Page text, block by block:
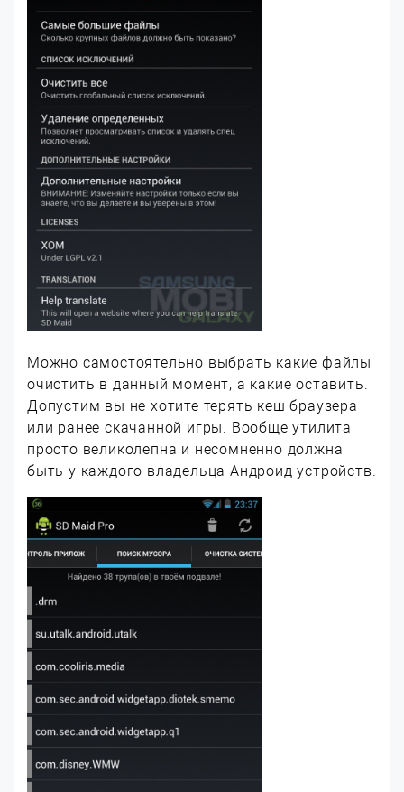
Можно самостоятельно выбрать какие файлы
очистить в данный момент, а какие оставить.
Допустим вы не хотите терять кеш браузера
или ранее скачанной игры. Вообще утилита
просто великолепна и несомненно должна
быть у каждого владельца Андроид устройств.